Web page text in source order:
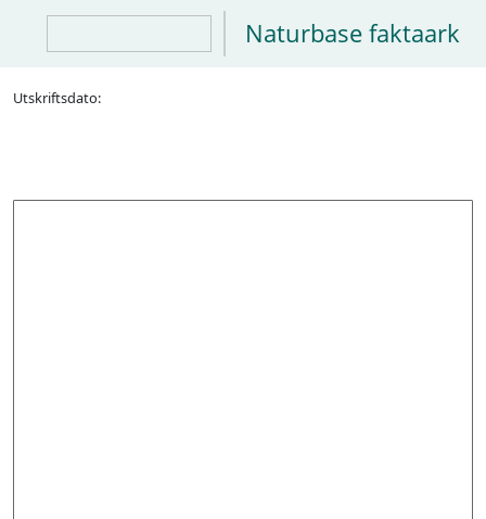
Naturbase faktaark
Utskriftsdato: